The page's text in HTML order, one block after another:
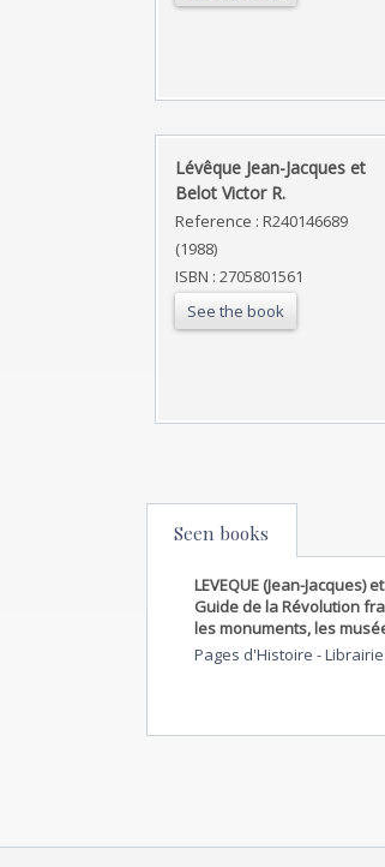
‎Lévêque Jean-Jacques et
Belot Victor R.‎
Reference : R240146689
(1988)
ISBN : 2705801561
See the book
Seen books
LEVEQUE (Jean-Jacques)
Guide de la Révolution
les monuments, les
Pages d'Histoire - Librairie